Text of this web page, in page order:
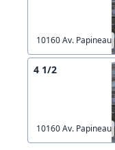
10160 Av. Papineau
4 1/2
10160 Av. Papineau